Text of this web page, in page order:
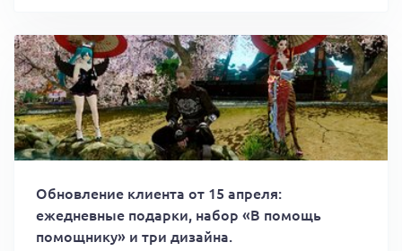
Обновление клиента от 15 апреля:
ежедневные подарки, набор «В помощь
помощнику» и три дизайна.